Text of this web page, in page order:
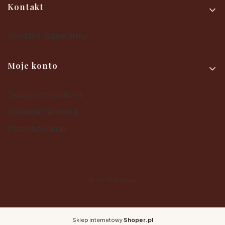
Kontakt
Moje konto
Sklep internetowy Shoper.pl